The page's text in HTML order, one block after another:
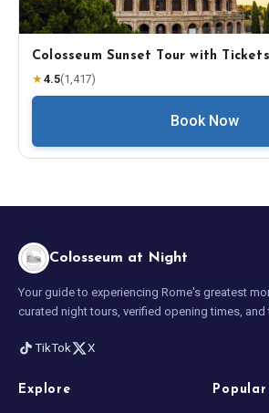
Colosseum Sunset Tour with Tickets
★4.5(1,417)
Book Now
Colosseum at Night
Your guide to experiencing Rome's greatest
curated night tours, verified opening times, and
TikTok X
Explore